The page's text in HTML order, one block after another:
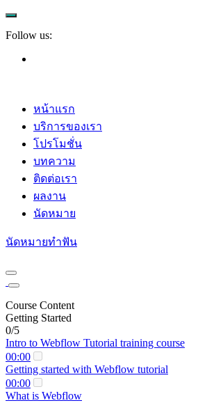
Follow us:
หน้าแรก
บริการของเรา
โปรโมชั่น
บทความ
ติดต่อเรา
ผลงาน
นัดหมาย
นัดหมายทำฟัน
Course Content
Getting Started
0/5
Intro to Webflow Tutorial training course
00:00
Getting started with Webflow tutorial
00:00
What is Webflow